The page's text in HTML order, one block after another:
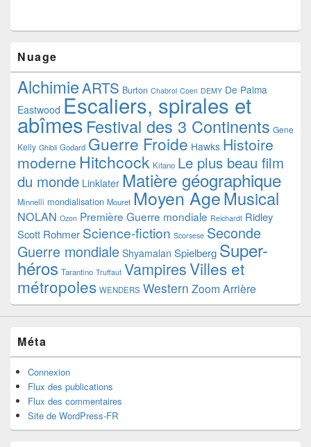
Nuage
AlchimieARTS Burton Chabrol Coen DEMY De Palma
Eastwood Escaliers, spirales et
abîmes Festival des 3 Continents Gene
Kelly Ghibli Godard Guerre Froide Hawks Histoire
moderne Hitchcock Kitano Le plus beau film
du monde Linklater Matière géographique
Minnelli mondialisation Mouret Moyen AgeMusical
NOLAN Ozon Première Guerre mondiale Reichardt Ridley
Scott Rohmer Science-fiction Scorsese Seconde
Guerre mondiale Shyamalan Spielberg Super-
héros Tarantino Truffaut VampiresVilles et
métropoles WENDERS Western Zoom Arrière
Méta
Connexion
Flux des publications
Flux des commentaires
Site de WordPress-FR